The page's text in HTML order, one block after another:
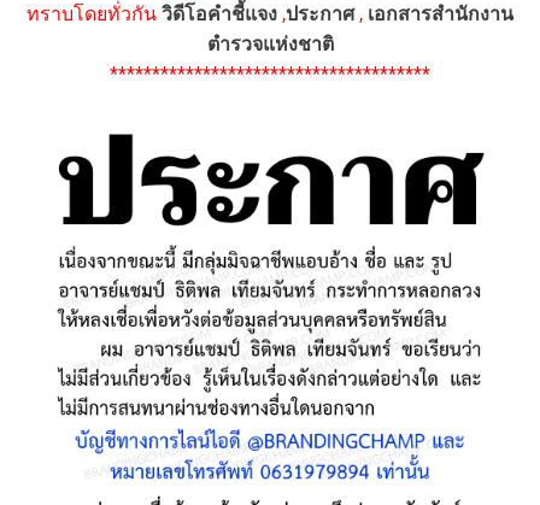
ทราบโดยทั่วกัน วิดีโอคำชี้แจง ,ประกาศ, เอกสารสำนักงาน
ตำรวจแห่งชาติ
**************************************